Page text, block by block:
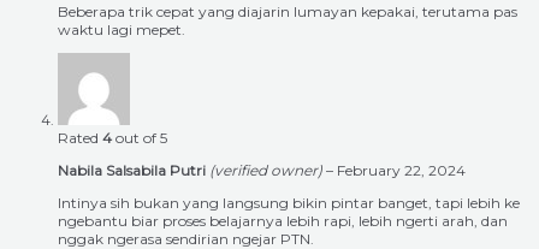
Beberapa trik cepat yang diajarin lumayan kepakai, terutama pas
waktu lagi mepet.
Rated 4 out of 5
Nabila Salsabila Putri (verified owner) – February 22, 2024
Intinya sih bukan yang langsung bikin pintar banget, tapi lebih ke
ngebantu biar proses belajarnya lebih rapi, lebih ngerti arah, dan
nggak ngerasa sendirian ngejar PTN.